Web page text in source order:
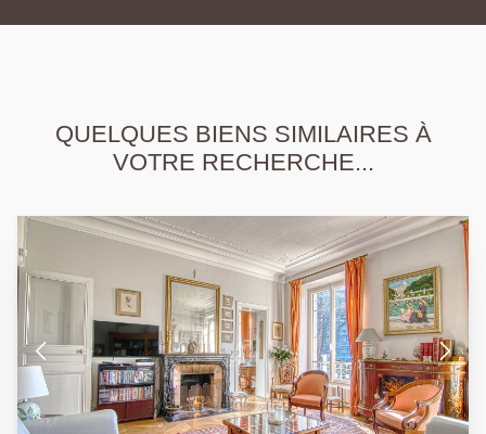
QUELQUES BIENS SIMILAIRES À
VOTRE RECHERCHE...